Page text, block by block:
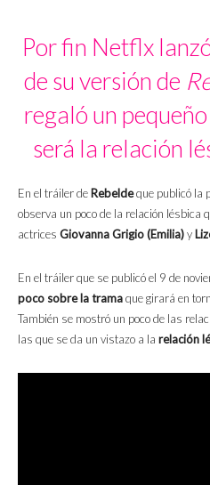
Por fin Netflx
de su versión de
regaló un
será la relación
En el tráiler de Rebeldeque publicó la
observa un poco de la relación lésbica
actrices Giovanna Grigio(Emilia)y
En el tráiler que se publicó el 9 de
poco sobre la tramaque girará en
También se mostró un poco de las
las que se da un vistazo a la relación